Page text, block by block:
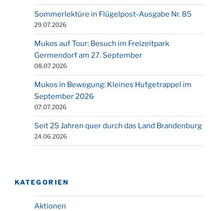
Sommerlektüre in Flügelpost-Ausgabe Nr. 85
29.07.2026
Mukos auf Tour: Besuch im Freizeitpark
Germendorf am 27. September
08.07.2026
Mukos in Bewegung: Kleines Hufgetrappel im
September 2026
07.07.2026
Seit 25 Jahren quer durch das Land Brandenburg
24.06.2026
KATEGORIEN
Aktionen